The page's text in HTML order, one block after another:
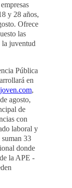
y 28 años,
Ofrece
las
la juventud
Pública
en
,
agosto,
de
con
laboral y
suman 33
donde
la APE -